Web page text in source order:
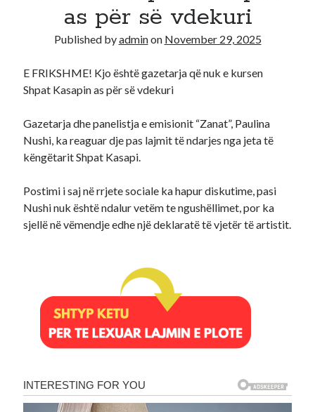
Recent Comments
as për së vdekuri
Published byadminon November 29, 2025
E FRIKSHME! Kjo është gazetarja që nuk e kursen
Shpat Kasapin as për së vdekuri
Gazetarja dhe panelistja e emisionit “Zanat”, Paulina
Nushi, ka reaguar dje pas lajmit të ndarjes nga jeta të
këngëtarit Shpat Kasapi.
Postimi i saj në rrjete sociale ka hapur diskutime, pasi
Nushi nuk është ndalur vetëm te ngushëllimet, por ka
sjellë në vëmendje edhe një deklaratë të vjetër të artistit.